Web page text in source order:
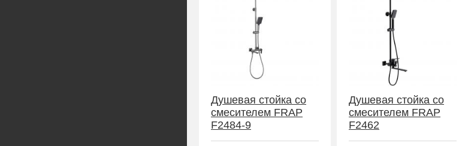
Душевая стойка со
смесителем FRAP
F2484-9
Душевая стойка со
смесителем FRAP
F2462